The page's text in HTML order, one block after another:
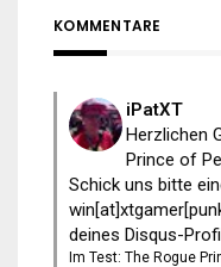
KOMMENTARE
iPatXT
Herzlichen
Prince of
Schick uns bitte
deines Disqus-
Im Test: The Rogue